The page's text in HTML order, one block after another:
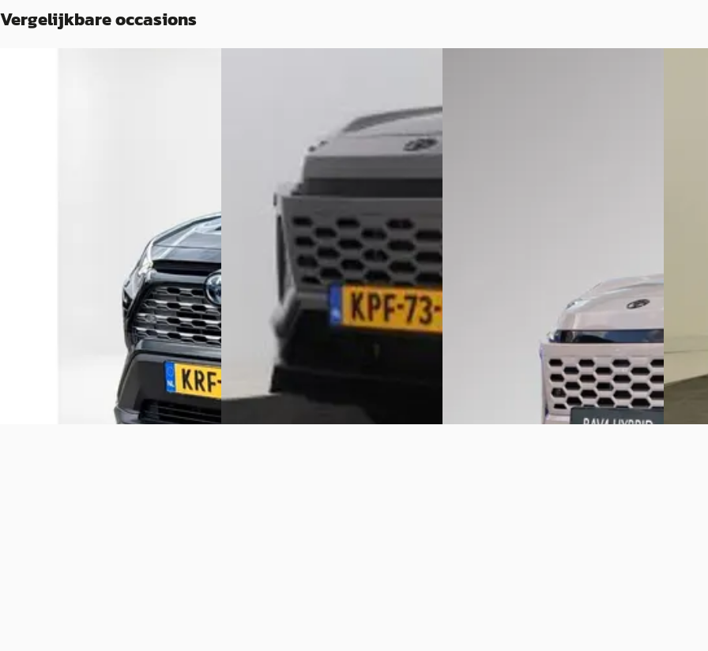
Vergelijkbare occasions
2023 · 48.256 km · Hybride · Automaat
Oostendorp Valkenswaard·
2.5 Plug-in Hybrid AWD 300 First...
v.a. € 1.251/mnd
Boven markt
2026 · 2.500 km · Plug-in hybride ·
Handgeschakeld
Louwman Toyota Noordwijk·
Noordwijk 4,2(267)
Bekijk aanbieding →
2.5
v.a. €
2022